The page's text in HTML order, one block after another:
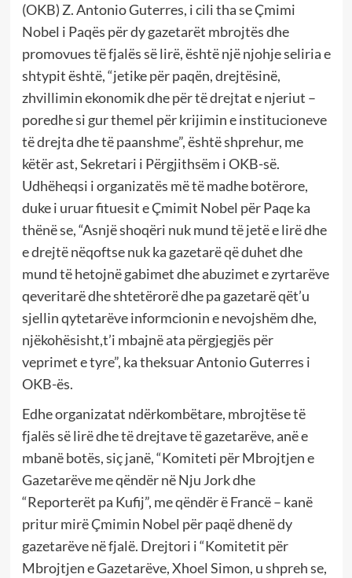
(OKB) Z. Antonio Guterres, i cili tha se Çmimi
Nobel i Paqës për dy gazetarët mbrojtës dhe
promovues të fjalës së lirë, është një njohje seliria e
shtypit është, “jetike për paqën, drejtësinë,
zhvillimin ekonomik dhe për të drejtat e njeriut –
poredhe si gur themel për krijimin e institucioneve
të drejta dhe të paanshme”, është shprehur, me
këtër ast, Sekretari i Përgjithsëm i OKB-së.
Udhëheqsi i organizatës më të madhe botërore,
duke i uruar fituesit e Çmimit Nobel për Paqe ka
thënë se, “Asnjë shoqëri nuk mund të jetë e lirë dhe
e drejtë nëqoftse nuk ka gazetarë që duhet dhe
mund të hetojnë gabimet dhe abuzimet e zyrtarëve
qeveritarë dhe shtetërorë dhe pa gazetarë qët’u
sjellin qytetarëve informcionin e nevojshëm dhe,
njëkohësisht,t’i mbajnë ata përgjegjës për
veprimet e tyre”, ka theksuar Antonio Guterres i
OKB-ës.
Edhe organizatat ndërkombëtare, mbrojtëse të
fjalës së lirë dhe të drejtave të gazetarëve, anë e
mbanë botës, siç janë, “Komiteti për Mbrojtjen e
Gazetarëve me qëndër në Nju Jork dhe
“Reporterët pa Kufij”, me qëndër ë Francë – kanë
pritur mirë Çmimin Nobel për paqë dhenë dy
gazetarëve në fjalë. Drejtori i “Komitetit për
Mbrojtjen e Gazetarëve, Xhoel Simon, u shpreh se,